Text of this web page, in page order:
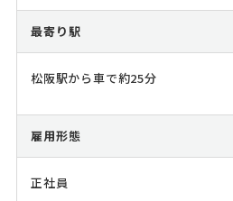
最寄り駅
松阪駅から車で約25分
雇用形態
正社員